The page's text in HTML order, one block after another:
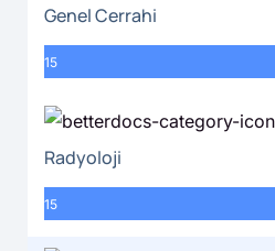
Genel Cerrahi
15
Radyoloji
15